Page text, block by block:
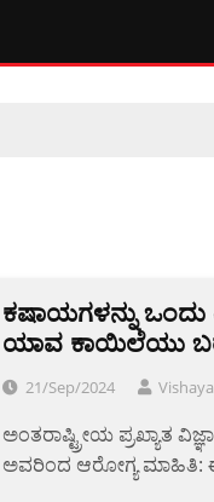
ಕಷಾಯಗಳನ್ನು
ಯಾವ ಕಾಯಿಲೆಯು
21/Sep/2024 Vishaya
ಅಂತರಾಷ್ಟ್ರೀಯ ಪ್ರಖ್ಯಾತ
ಅವರಿಂದ ಆರೋಗ್ಯ ಮಾಹಿತಿ: